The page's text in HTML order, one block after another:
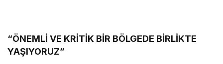
“ÖNEMLİ VE KRİTİK BİR BÖLGEDE BİRLİKTE
YAŞIYORUZ”